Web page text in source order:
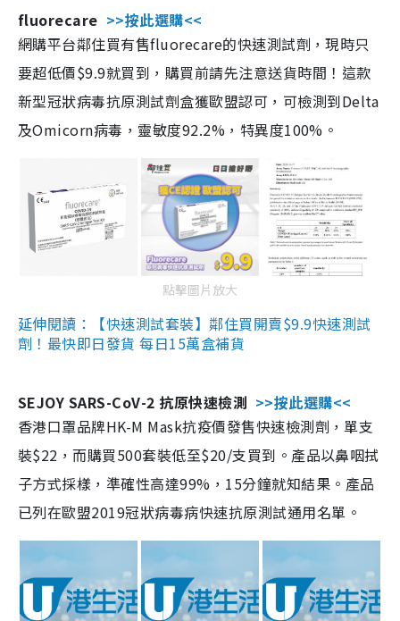
fluorecare >>按此選購<<
網購平台鄰住買有售fluorecare的快速測試劑，現時只
要超低價$9.9就買到，購買前請先注意送貨時間！這款
新型冠狀病毒抗原測試劑盒獲歐盟認可，可檢測到Delta
及Omicorn病毒，靈敏度92.2%，特異度100%。
點擊圖片放大
延伸閱讀：【快速測試套裝】鄰住買開賣$9.9快速測試
劑！最快即日發貨 每日15萬盒補貨
SEJOY SARS-CoV-2 抗原快速檢測 >>按此選購<<
香港口罩品牌HK-M Mask抗疫價發售快速檢測劑，單支
裝$22，而購買500套裝低至$20/支買到。產品以鼻咽拭
子方式採樣，準確性高達99%，15分鐘就知結果。產品
已列在歐盟2019冠狀病毒病快速抗原測試通用名單。